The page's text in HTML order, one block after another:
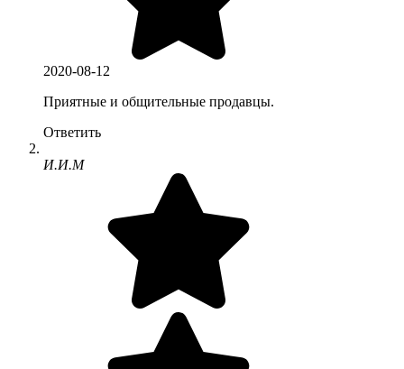
2020-08-12
Приятные и общительные продавцы.
Ответить
И.И.М